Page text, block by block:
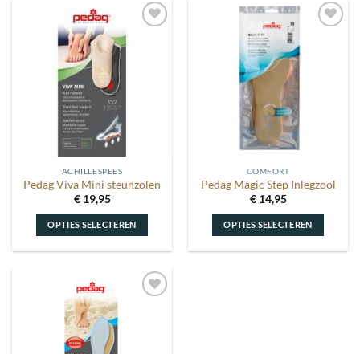
heeft
meerdere
variaties.
Deze
optie
kan
gekozen
worden
op
de
productpagina
heeft
meerdere
variaties.
Deze
optie
kan
gekozen
worden
op
productpagina
Toevoegen
ACHILLESPEES
Pedag Viva Mini steunzolen
€19,95
OPTIES SELECTEREN
meerdere
variaties.
Deze
optie
COMFORT
Pedag Magic Step Inlegzool
€14,95
OPTIES SELECTEREN